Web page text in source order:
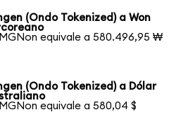
(Ondo Tokenized) a Won
equivale a 580.496,95 ₩
(Ondo Tokenized) a Dólar
equivale a 580,04 $